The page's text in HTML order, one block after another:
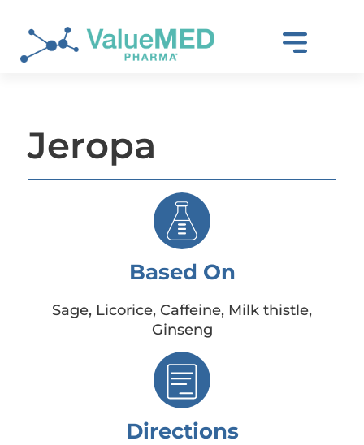
Jeropa
Based On
Sage, Licorice, Caffeine, Milk thistle,
Ginseng
Directions